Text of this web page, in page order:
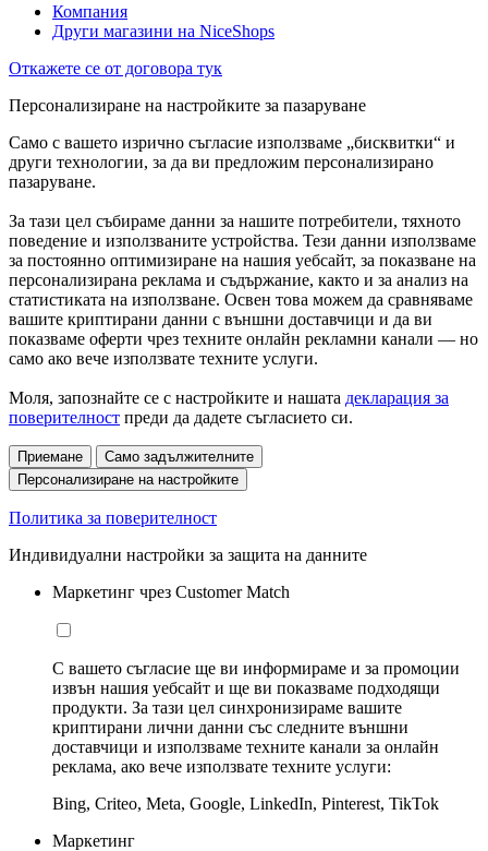
Компания
Други магазини на NiceShops
Откажете се от договора тук
Персонализиране на настройките за пазаруване
Само с вашето изрично съгласие използваме „бисквитки“ и
други технологии, за да ви предложим персонализирано
пазаруване.
За тази цел събираме данни за нашите потребители, тяхното
поведение и използваните устройства. Тези данни използваме
за постоянно оптимизиране на нашия уебсайт, за показване на
персонализирана реклама и съдържание, както и за анализ на
статистиката на използване. Освен това можем да сравняваме
вашите криптирани данни с външни доставчици и да ви
показваме оферти чрез техните онлайн рекламни канали — но
само ако вече използвате техните услуги.
Моля, запознайте се с настройките и нашата декларация за
поверителност преди да дадете съгласието си.
Приемане
Само задължителните
Персонализиране на настройките
Политика за поверителност
Индивидуални настройки за защита на данните
Маркетинг чрез Customer Match
С вашето съгласие ще ви информираме и за промоции
извън нашия уебсайт и ще ви показваме подходящи
продукти. За тази цел синхронизираме вашите
криптирани лични данни със следните външни
доставчици и използваме техните канали за онлайн
реклама, ако вече използвате техните услуги:
Bing, Criteo, Meta, Google, LinkedIn, Pinterest, TikTok
Маркетинг